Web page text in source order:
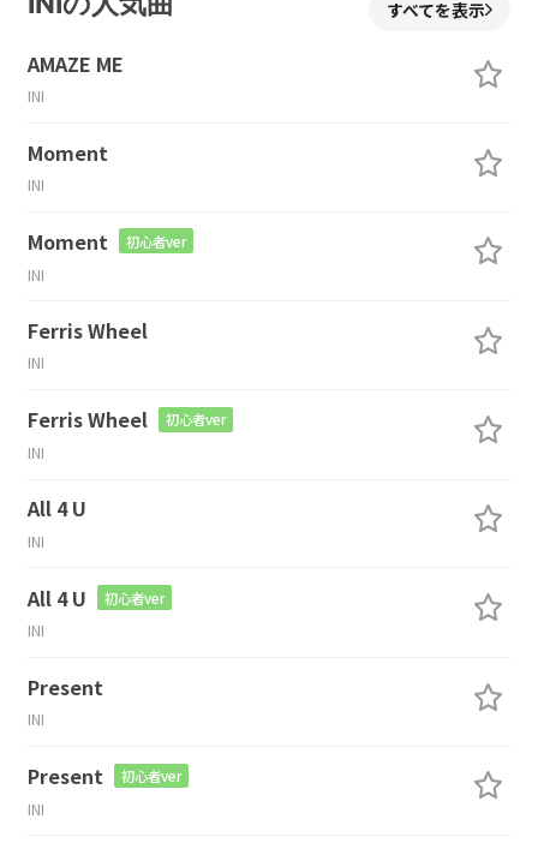
すべてを表示
AMAZE ME
INI
Moment
INI
Moment 初心者ver
INI
Ferris Wheel
INI
Ferris Wheel 初心者ver
INI
All 4 U
INI
All 4 U 初心者ver
INI
Present
INI
Present 初心者ver
INI